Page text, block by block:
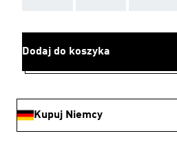
Dodaj do koszyka
Kupuj Niemcy